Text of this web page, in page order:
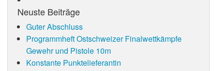
Neuste Beiträge
Guter Abschluss
Programmheft Ostschweizer Finalwettkämpfe
Gewehr und Pistole 10m
Konstante Punktelieferantin